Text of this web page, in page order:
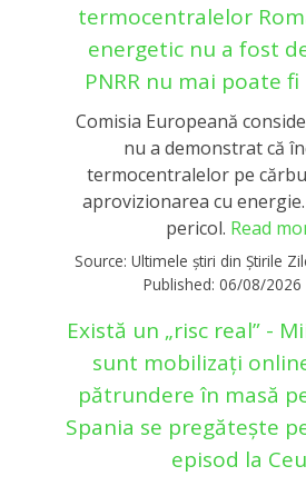
termocentralelor
energetic nu a fost
PNRR nu mai poate
Comisia Europeană
nu a demonstrat că
termocentralelor pe
aprovizionarea cu
pericol. Read
Source: Ultimele știri din Știrile
Published: 06/08/2026
Există un „risc real” -
sunt mobilizați
pătrundere în masă
Spania se pregătește
episod la